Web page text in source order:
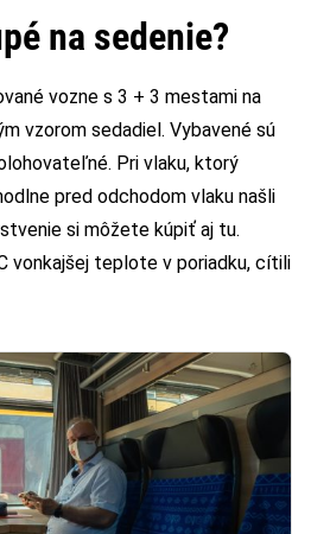
na sedenie?
vozne s 3 + 3 mestami na
vzorom sedadiel. Vybavené sú
Pri vlaku, ktorý
pred odchodom vlaku našli
si môžete kúpiť aj tu.
vonkajšej teplote v poriadku, cítili